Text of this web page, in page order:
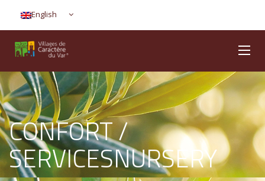
English
CONFORT /
SERVICESNURSERY